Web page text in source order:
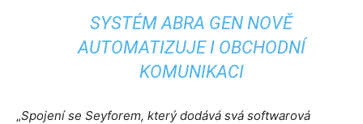
SYSTÉM ABRA GEN NOVĚ
AUTOMATIZUJE I OBCHODNÍ
KOMUNIKACI
„Spojení se Seyforem, který dodává svá softwarová